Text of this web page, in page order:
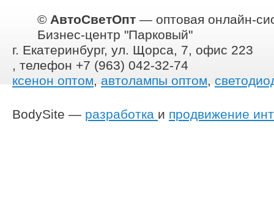
© АвтоСветОпт — оптовая онлайн-
Бизнес-центр "Парковый"
г. Екатеринбург, ул. Щорса, 7, офис 223
, телефон +7 (963) 042-32-74
ксенон оптом, автолампы оптом,
BodySite — разработка и продвижение